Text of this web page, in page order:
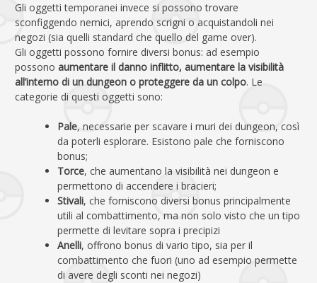
Gli oggetti temporanei invece si possono trovare
sconfiggendo nemici, aprendo scrigni o acquistandoli nei
negozi (sia quelli standard che quello del game over).
Gli oggetti possono fornire diversi bonus: ad esempio
possono aumentare il danno inflitto, aumentare la visibilità
all’interno di un dungeon o proteggere da un colpo. Le
categorie di questi oggetti sono:
Pale, necessarie per scavare i muri dei dungeon, così
da poterli esplorare. Esistono pale che forniscono
bonus;
Torce, che aumentano la visibilità nei dungeon e
permettono di accendere i bracieri;
Stivali, che forniscono diversi bonus principalmente
utili al combattimento, ma non solo visto che un tipo
permette di levitare sopra i precipizi
Anelli, offrono bonus di vario tipo, sia per il
combattimento che fuori (uno ad esempio permette
di avere degli sconti nei negozi)